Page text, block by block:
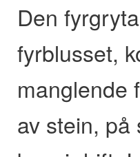
Den
fyrblusset,
manglende
av stein, på